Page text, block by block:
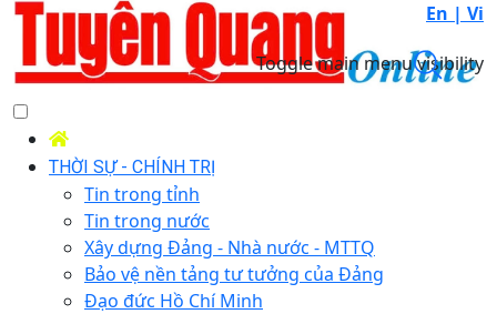
En | Vi
Toggle main menu visibility
THỜI SỰ - CHÍNH TRỊ
Tin trong tỉnh
Tin trong nước
Xây dựng Đảng - Nhà nước - MTTQ
Bảo vệ nền tảng tư tưởng của Đảng
Đạo đức Hồ Chí Minh